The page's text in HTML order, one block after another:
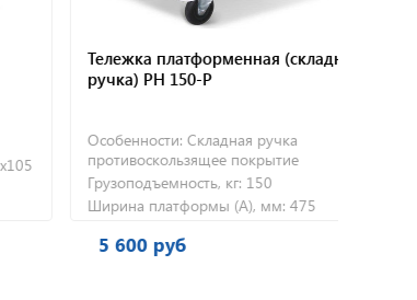
Тележка платформенная (складная
ручка) PH 150-P
Особенности: Складная ручка
противоскользящее покрытие
Грузоподъемность, кг: 150
Ширина платформы (А), мм: 475
5 600 руб